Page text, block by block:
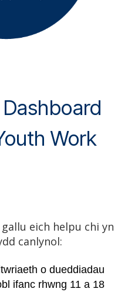
Work
eich helpu chi yn
canlynol:
o dueddiadau
ifanc rhwng 11 a 18